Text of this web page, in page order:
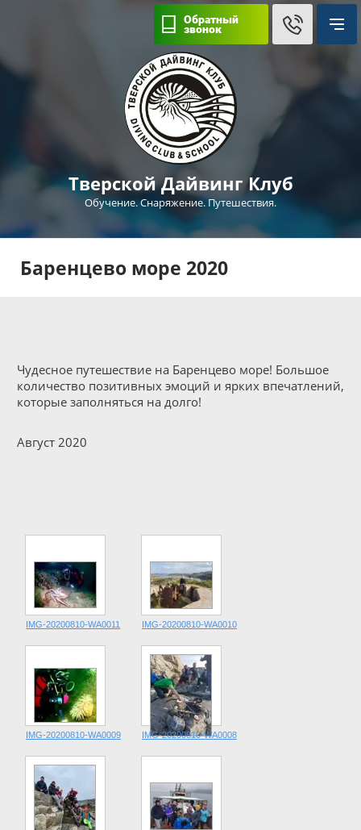
Обратный
звонок
Тверской Дайвинг Клуб
Обучение. Снаряжение. Путешествия.
Баренцево море 2020
Чудесное путешествие на Баренцево море! Большое
количество позитивных эмоций и ярких впечатлений,
которые заполняться на долго!
Август 2020
IMG-20200810-WA0011 IMG-20200810-WA0010
IMG-20200810-WA0009 IMG-20200810-WA0008